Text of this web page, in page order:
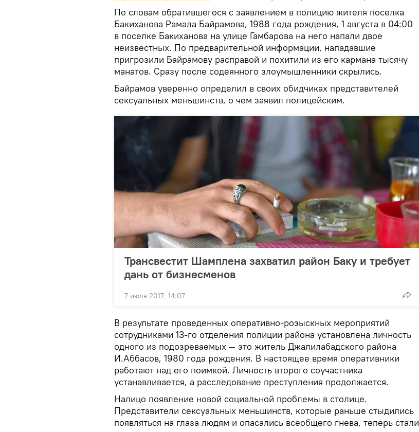
По словам обратившегося с заявлением в полицию жителя поселка
Бакиханова Рамала Байрамова, 1988 года рождения, 1 августа в 04:00
в поселке Бакиханова на улице Гамбарова на него напали двое
неизвестных. По предварительной информации, нападавшие
пригрозили Байрамову расправой и похитили из его кармана тысячу
манатов. Сразу после содеянного злоумышленники скрылись.
Байрамов уверенно определил в своих обидчиках представителей
сексуальных меньшинств, о чем заявил полицейским.
Трансвестит Шамплена захватил район Баку и требует
дань от бизнесменов
7 июля 2017, 14:07
В результате проведенных оперативно-розыскных мероприятий
сотрудниками 13-го отделения полиции района установлена личность
одного из подозреваемых — это житель Джалилабадского района
И.Аббасов, 1980 года рождения. В настоящее время оперативники
работают над его поимкой. Личность второго соучастника
устанавливается, а расследование преступления продолжается.
Налицо появление новой социальной проблемы в столице.
Представители сексуальных меньшинств, которые раньше стыдились
появляться на глаза людям и опасались всеобщего гнева, теперь стали